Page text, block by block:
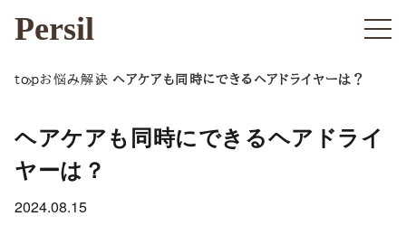
Persil
topお悩み解決 ヘアケアも同時にできるヘアドライヤーは？
ヘアケアも同時にできるヘアドライ
ヤーは？
2024.08.15